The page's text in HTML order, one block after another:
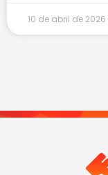
10 de abril de 2026